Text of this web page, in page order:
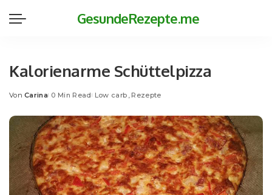
GesundeRezepte.me
Kalorienarme Schüttelpizza
Posted
Von Carina 0 Min Read Low carb Rezepte